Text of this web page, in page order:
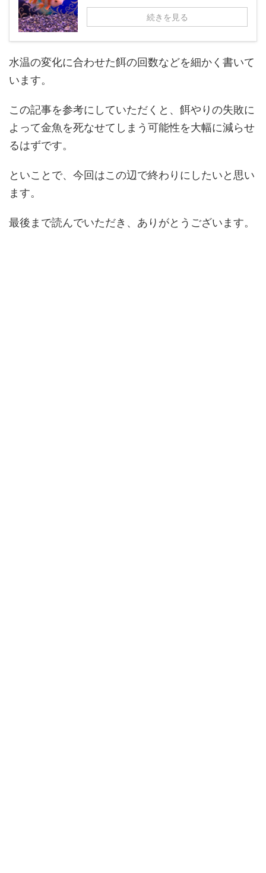
続きを見る
水温の変化に合わせた餌の回数などを細かく書いて
います。
この記事を参考にしていただくと、餌やりの失敗に
よって金魚を死なせてしまう可能性を大幅に減らせ
るはずです。
といことで、今回はこの辺で終わりにしたいと思い
ます。
最後まで読んでいただき、ありがとうございます。